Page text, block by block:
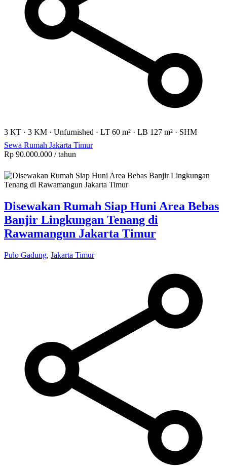
3 KT · 3 KM · Unfurnished · LT 60 m² · LB 127 m² · SHM
Sewa Rumah Jakarta Timur
Rp 90.000.000 / tahun
Disewakan Rumah Siap Huni Area Bebas
Banjir Lingkungan Tenang di
Rawamangun Jakarta Timur
Pulo Gadung, Jakarta Timur